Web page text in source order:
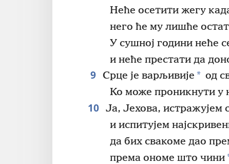
Неће осетити жегу
него ће му лишће
У сушној години неће
и неће престати да
9 Срце је варљивије * од
Ко може проникнути у
10 Ја, Јехова, истражујем
и испитујем
да бих свакоме дао
према ономе што чини